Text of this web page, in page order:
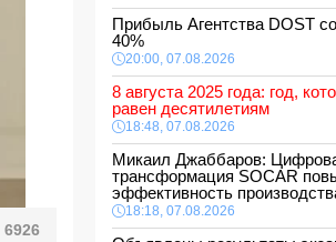
6926
Прибыль Агентства DOST
40%
20:00, 07.08.2026
8 августа 2025 года: год,
равен десятилетиям
18:48, 07.08.2026
Микаил Джаббаров:
трансформация SOCAR
эффективность
18:18, 07.08.2026